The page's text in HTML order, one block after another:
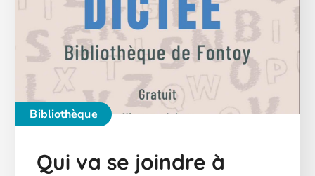
Bibliothèque
Qui va se joindre à